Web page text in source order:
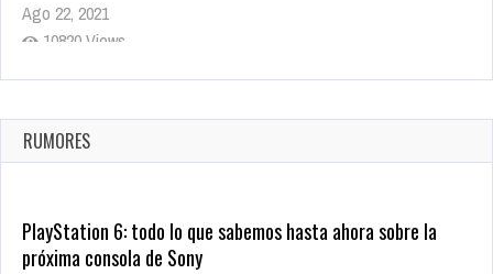
Ago 22, 2021
10820 Views
La configuración de Call of Duty 2021 aparentemente ya fue
Ago 8, 2021
10006 Views
RUMORES
PlayStation 6: todo lo que sabemos hasta ahora sobre la
próxima consola de Sony